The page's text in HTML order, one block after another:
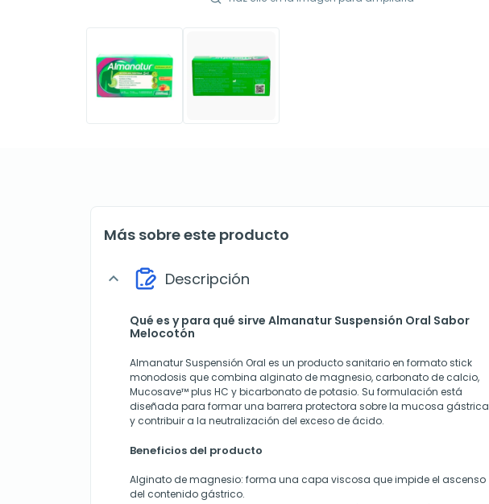
Más sobre este producto
expand_more Descripción
Qué es y para qué sirve Almanatur Suspensión Oral Sabor
Melocotón
Almanatur Suspensión Oral es un producto sanitario en formato stick
monodosis que combina alginato de magnesio, carbonato de calcio,
Mucosave™ plus HC y bicarbonato de potasio. Su formulación está
diseñada para formar una barrera protectora sobre la mucosa gástrica
y contribuir a la neutralización del exceso de ácido.
Beneficios del producto
Alginato de magnesio: forma una capa viscosa que impide el ascenso
del contenido gástrico.